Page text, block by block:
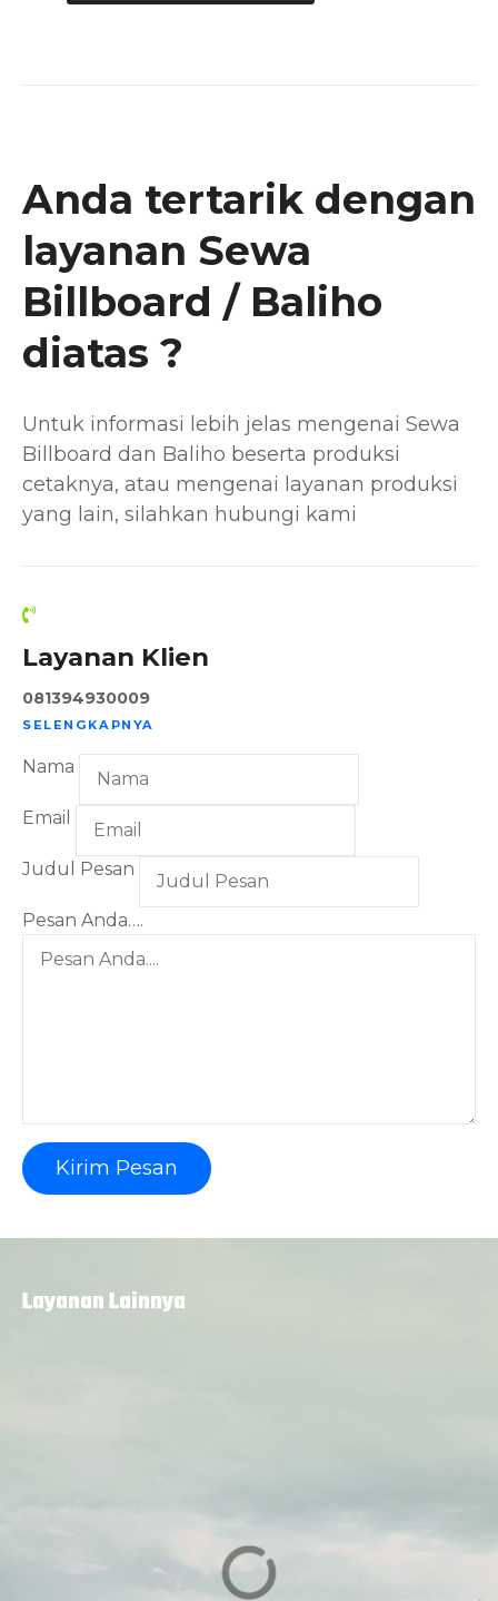
Anda tertarik dengan
layanan Sewa
Billboard / Baliho
diatas ?
Untuk informasi lebih jelas mengenai Sewa
Billboard dan Baliho beserta produksi
cetaknya, atau mengenai layanan produksi
yang lain, silahkan hubungi kami
Layanan Klien
081394930009
SELENGKAPNYA
Nama
Email
Judul Pesan
Pesan Anda….
Kirim Pesan
Layanan Lainnya
Dahlan Kota